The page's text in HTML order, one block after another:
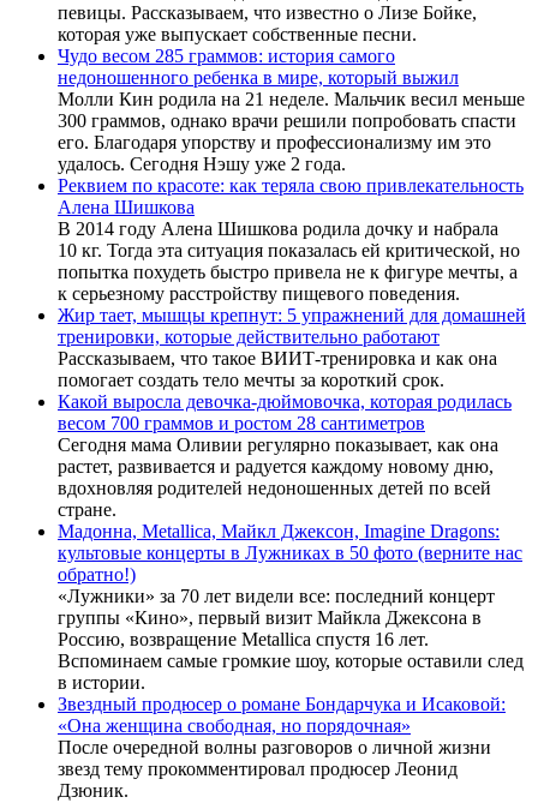
певицы. Рассказываем, что известно о Лизе Бойке,
которая уже выпускает собственные песни.
Чудо весом 285 граммов: история самого
недоношенного ребенка в мире, который выжил
Молли Кин родила на 21 неделе. Мальчик весил меньше
300 граммов, однако врачи решили попробовать спасти
его. Благодаря упорству и профессионализму им это
удалось. Сегодня Нэшу уже 2 года.
Реквием по красоте: как теряла свою привлекательность
Алена Шишкова
В 2014 году Алена Шишкова родила дочку и набрала
10 кг. Тогда эта ситуация показалась ей критической, но
попытка похудеть быстро привела не к фигуре мечты, а
к серьезному расстройству пищевого поведения.
Жир тает, мышцы крепнут: 5 упражнений для домашней
тренировки, которые действительно работают
Рассказываем, что такое ВИИТ-тренировка и как она
помогает создать тело мечты за короткий срок.
Какой выросла девочка-дюймовочка, которая родилась
весом 700 граммов и ростом 28 сантиметров
Сегодня мама Оливии регулярно показывает, как она
растет, развивается и радуется каждому новому дню,
вдохновляя родителей недоношенных детей по всей
стране.
Мадонна, Metallica, Майкл Джексон, Imagine Dragons:
культовые концерты в Лужниках в 50 фото (верните нас
обратно!)
«Лужники» за 70 лет видели все: последний концерт
группы «Кино», первый визит Майкла Джексона в
Россию, возвращение Metallica спустя 16 лет.
Вспоминаем самые громкие шоу, которые оставили след
в истории.
Звездный продюсер о романе Бондарчука и Исаковой:
«Она женщина свободная, но порядочная»
После очередной волны разговоров о личной жизни
звезд тему прокомментировал продюсер Леонид
Дзюник.